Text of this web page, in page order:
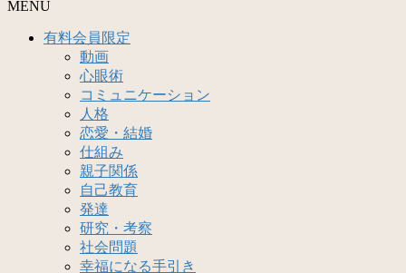
MENU
有料会員限定
動画
心眼術
コミュニケーション
人格
恋愛・結婚
仕組み
親子関係
自己教育
発達
研究・考察
社会問題
幸福になる手引き